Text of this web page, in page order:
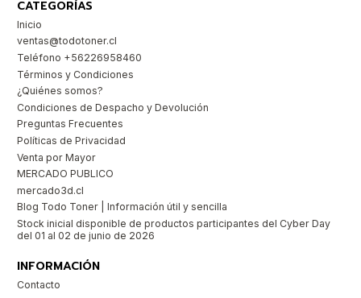
CATEGORÍAS
Inicio
ventas@todotoner.cl
Teléfono +56226958460
Términos y Condiciones
¿Quiénes somos?
Condiciones de Despacho y Devolución
Preguntas Frecuentes
Políticas de Privacidad
Venta por Mayor
MERCADO PUBLICO
mercado3d.cl
Blog Todo Toner | Información útil y sencilla
Stock inicial disponible de productos participantes del Cyber Day
del 01 al 02 de junio de 2026
INFORMACIÓN
Contacto